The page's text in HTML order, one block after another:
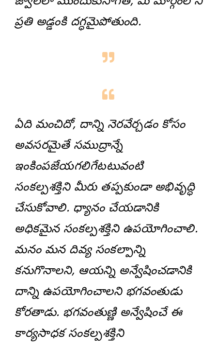
ప్రతి అడ్డంకి దగ్ధమైపోతుంది.
ఏది మంచిదో, దాన్ని నెరవేర్చడం కోసం
అవసరమైతే సముద్రాన్నే
ఇంకింపజేయగలిగేటటువంటి
సంకల్పశక్తిని మీరు తప్పకుండా అభివృద్ధి
చేసుకోవాలి. ధ్యానం చేయడానికి
అధికమైన సంకల్పశక్తిని ఉపయోగించాలి.
మనం మన దివ్య సంకల్పాన్ని
కనుగొనాలని, ఆయన్ని అన్వేషించడానికి
దాన్ని ఉపయోగించాలని భగవంతుడు
కోరతాడు. భగవంతుణ్ణి అన్వేషించే ఈ
కార్యసాధక సంకల్పశక్తిని